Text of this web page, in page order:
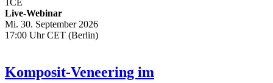
1CE
Live-Webinar
Mi. 30. September 2026
17:00 Uhr CET (Berlin)
Komposit-Veneering im